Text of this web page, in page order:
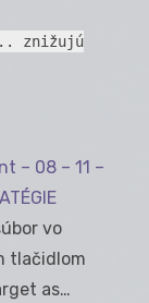
znižujú
– 08 – 11 –
vo
tlačidlom
as…